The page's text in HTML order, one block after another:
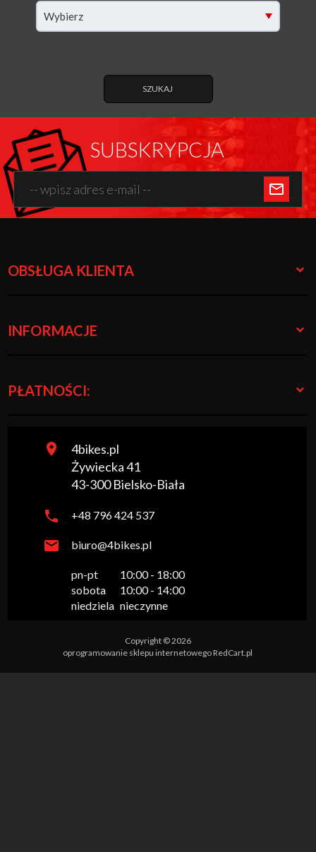
filter[year]
Wybierz
SZUKAJ
SUBSKRYPCJA
OBSŁUGA KLIENTA
INFORMACJE
PŁATNOŚCI:
4bikes.pl
Żywiecka 41
43-300 Bielsko-Biała
+48 796 424 537
biuro@4bikes.pl
pn-pt
sobota
niedziela
10:00 - 18:00
10:00 - 14:00
nieczynne
Copyright © 2026
oprogramowanie sklepu internetowegoRedCart.pl